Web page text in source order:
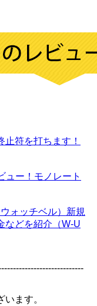
止符を打ちます！
ュー！モノレート
ォッチベル）新規
などを紹介（W-U
ます。